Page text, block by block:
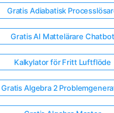
Gratis Adiabatisk
Gratis AI Mattelärare Chatbot
Kalkylator för Fritt Luftflöde
Gratis Algebra 2